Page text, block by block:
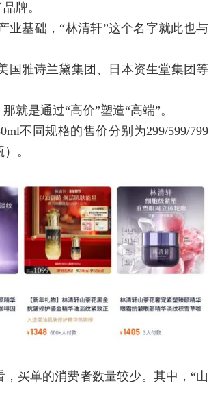
牌。
基础，“林清轩”这个名字就此也与
雅诗兰黛集团、日本资生堂集团等
是通过“高价”塑造“高端”。
不同规格的售价分别为299/599/799
。
买单的消费者数量较少。其中，“山